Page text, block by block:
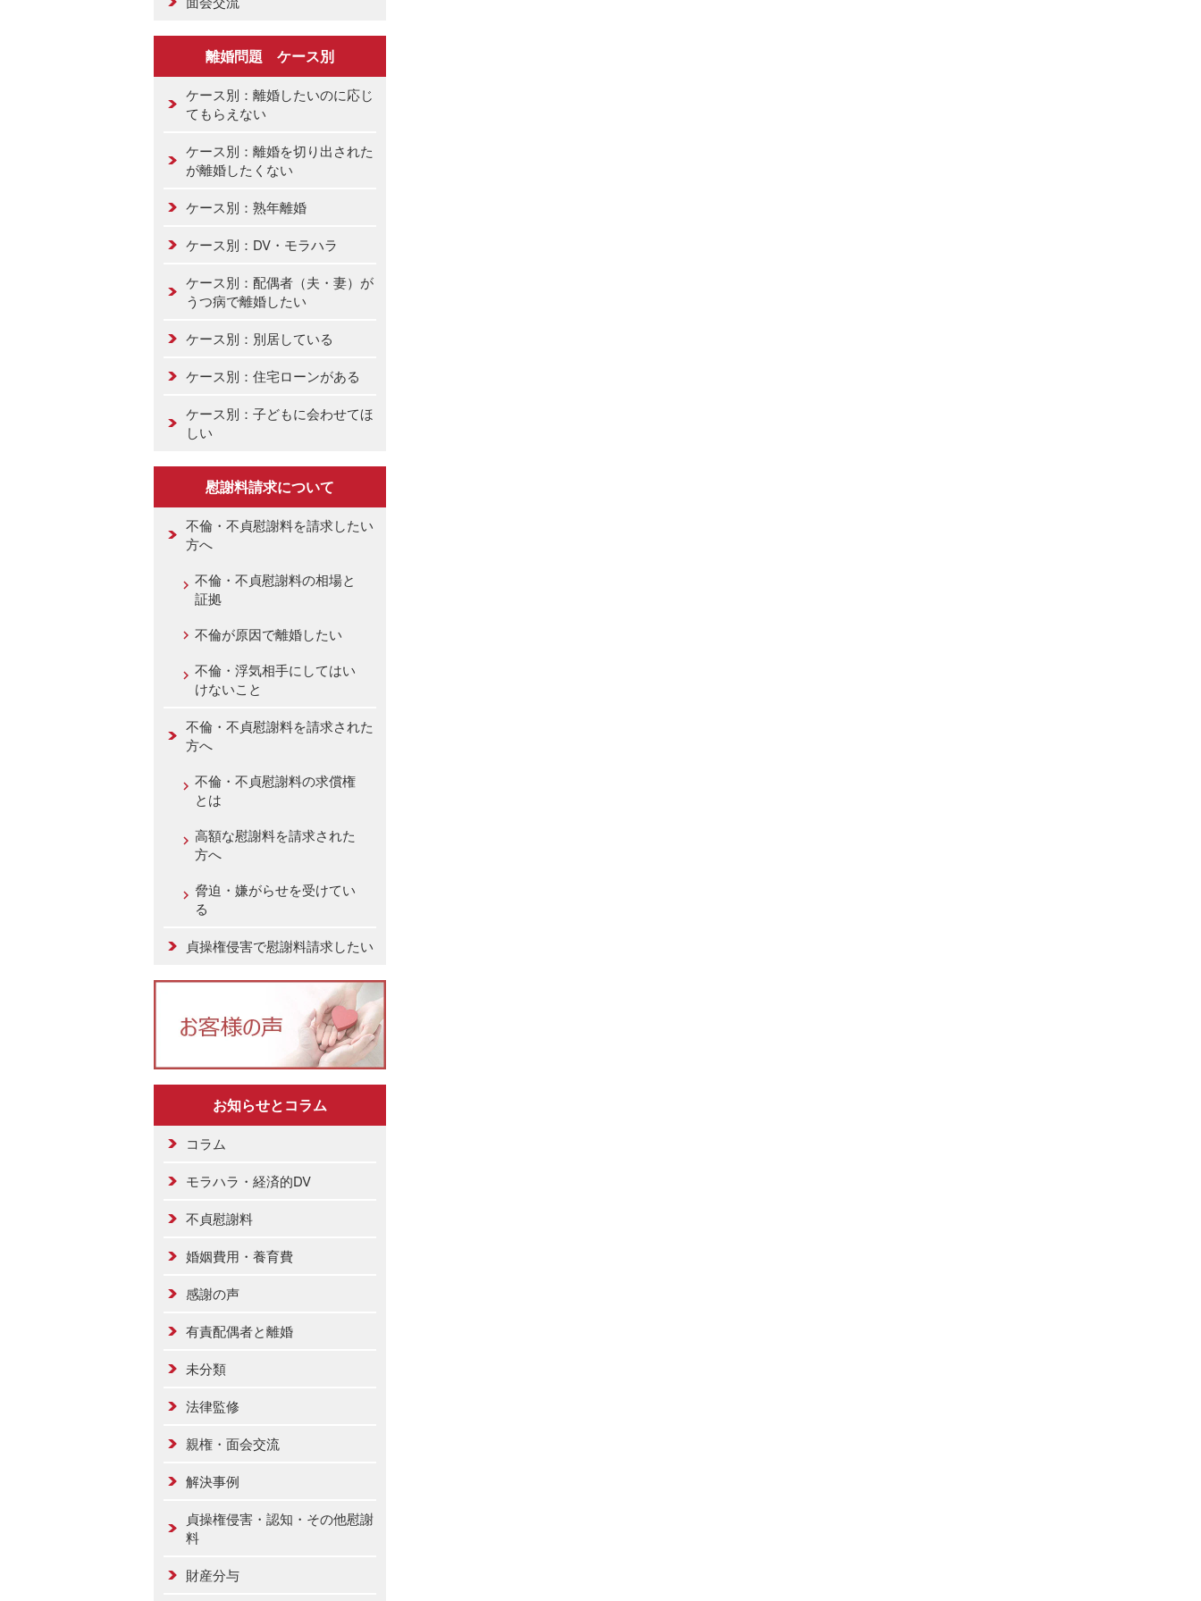
離婚問題 ケース別
ケース別：離婚したいのに応じ
てもらえない
ケース別：離婚を切り出された
が離婚したくない
ケース別：熟年離婚
ケース別：DV・モラハラ
ケース別：配偶者（夫・妻）が
うつ病で離婚したい
ケース別：別居している
ケース別：住宅ローンがある
ケース別：子どもに会わせてほ
しい
慰謝料請求について
不倫・不貞慰謝料を請求したい
方へ
不倫・不貞慰謝料の相場と
証拠
不倫が原因で離婚したい
不倫・浮気相手にしてはい
けないこと
不倫・不貞慰謝料を請求された
方へ
不倫・不貞慰謝料の求償権
とは
高額な慰謝料を請求された
方へ
脅迫・嫌がらせを受けてい
る
貞操権侵害で慰謝料請求したい
お知らせとコラム
コラム
モラハラ・経済的DV
不貞慰謝料
婚姻費用・養育費
感謝の声
有責配偶者と離婚
未分類
法律監修
親権・面会交流
解決事例
貞操権侵害・認知・その他慰謝
料
財産分与